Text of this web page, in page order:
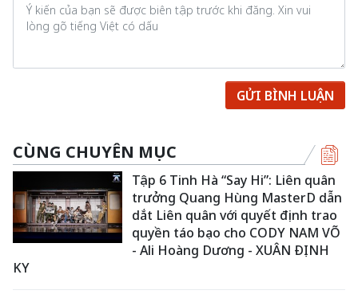
GỬI BÌNH LUẬN
CÙNG CHUYÊN MỤC
Tập 6 Tinh Hà “Say Hi”: Liên quân
trưởng Quang Hùng MasterD dẫn
dắt Liên quân với quyết định trao
quyền táo bạo cho CODY NAM VÕ
- Ali Hoàng Dương - XUÂN ĐỊNH
KY